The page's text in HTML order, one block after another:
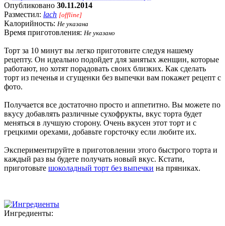
Опубликовано 30.11.2014
Разместил: lach [offline]
Калорийность: Не указана
Время приготовления: Не указано
Торт за 10 минут вы легко приготовите следуя нашему
рецепту. Он идеально подойдет для занятых женщин, которые
работают, но хотят порадовать своих близких. Как сделать
торт из печенья и сгущенки без выпечки вам покажет рецепт с
фото.
Получается все достаточно просто и аппетитно. Вы можете по
вкусу добавлять различные сухофрукты, вкус торта будет
меняться в лучшую сторону. Очень вкусен этот торт и с
грецкими орехами, добавьте горсточку если любите их.
Экспериментируйте в приготовлении этого быстрого торта и
каждый раз вы будете получать новый вкус. Кстати,
приготовьте шоколадный торт без выпечки на пряниках.
Ингредиенты: